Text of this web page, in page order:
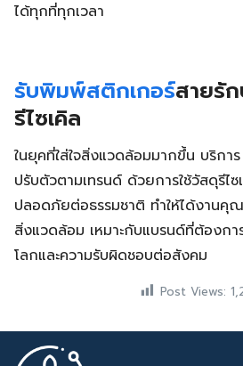
ได้ทุกที่ทุกเวลา
รับพิมพ์สติกเกอร์สายรั
รีไซเคิล
ในยุคที่ใส่ใจสิ่งแวดล้อมมากขึ้น บริการ
ปรับตัวตามเทรนด์ ด้วยการใช้วัสดุรีไ
ปลอดภัยต่อธรรมชาติ ทำให้ได้งานคุ
สิ่งแวดล้อม เหมาะกับแบรนด์ที่ต้อง
โลกและความรับผิดชอบต่อสังคม
Post Views: